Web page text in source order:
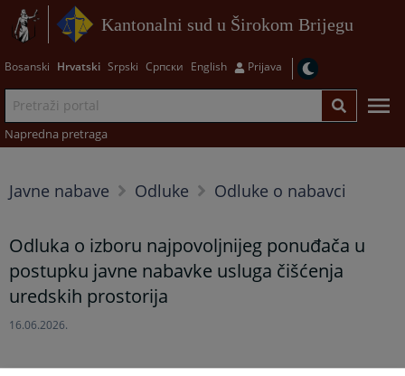
Kantonalni sud u Širokom Brijegu
Bosanski Hrvatski Srpski Српски English Prijava
Napredna pretraga
Javne nabave Odluke Odluke o nabavci
Odluka o izboru najpovoljnijeg ponuđača u
postupku javne nabavke usluga čišćenja
uredskih prostorija
16.06.2026.